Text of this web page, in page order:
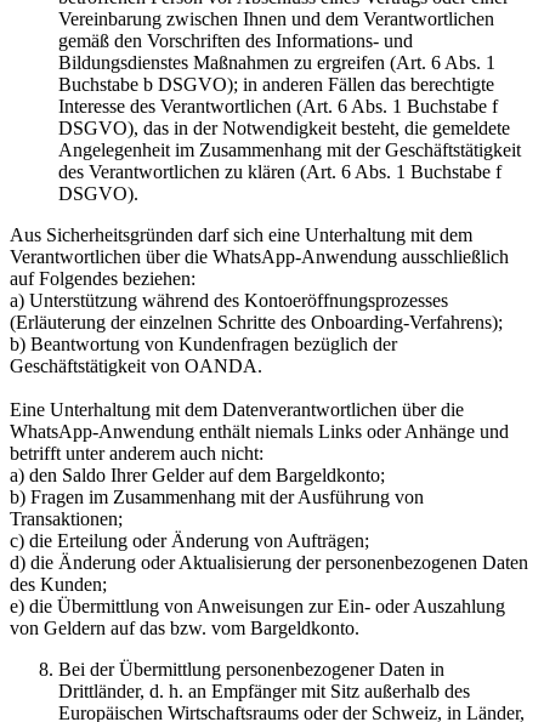
Vereinbarung zwischen Ihnen und dem Verantwortlichen
gemäß den Vorschriften des Informations- und
Bildungsdienstes Maßnahmen zu ergreifen (Art. 6 Abs. 1
Buchstabe b DSGVO); in anderen Fällen das berechtigte
Interesse des Verantwortlichen (Art. 6 Abs. 1 Buchstabe f
DSGVO), das in der Notwendigkeit besteht, die gemeldete
Angelegenheit im Zusammenhang mit der Geschäftstätigkeit
des Verantwortlichen zu klären (Art. 6 Abs. 1 Buchstabe f
DSGVO).
Aus Sicherheitsgründen darf sich eine Unterhaltung mit dem
Verantwortlichen über die WhatsApp-Anwendung ausschließlich
auf Folgendes beziehen:
a) Unterstützung während des Kontoeröffnungsprozesses
(Erläuterung der einzelnen Schritte des Onboarding-Verfahrens);
b) Beantwortung von Kundenfragen bezüglich der
Geschäftstätigkeit von OANDA.
Eine Unterhaltung mit dem Datenverantwortlichen über die
WhatsApp-Anwendung enthält niemals Links oder Anhänge und
betrifft unter anderem auch nicht:
a) den Saldo Ihrer Gelder auf dem Bargeldkonto;
b) Fragen im Zusammenhang mit der Ausführung von
Transaktionen;
c) die Erteilung oder Änderung von Aufträgen;
d) die Änderung oder Aktualisierung der personenbezogenen Daten
des Kunden;
e) die Übermittlung von Anweisungen zur Ein- oder Auszahlung
von Geldern auf das bzw. vom Bargeldkonto.
Bei der Übermittlung personenbezogener Daten in
Drittländer, d. h. an Empfänger mit Sitz außerhalb des
Europäischen Wirtschaftsraums oder der Schweiz, in Länder,